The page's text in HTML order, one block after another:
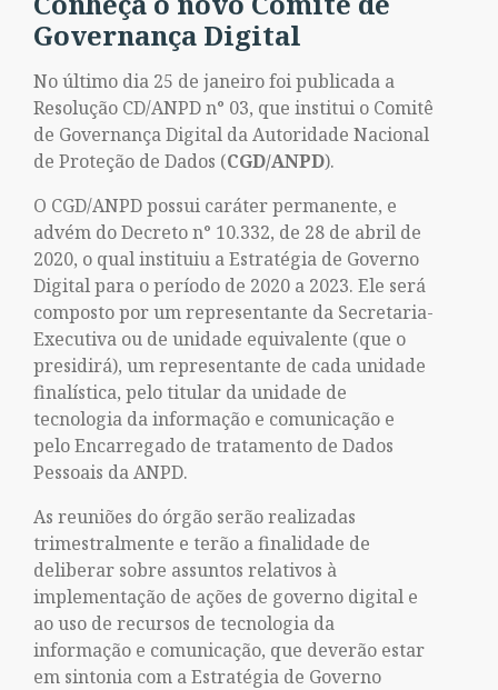
Governança Digital
No último dia 25 de janeiro foi publicada a
Resolução CD/ANPD n° 03, que institui o Comitê
de Governança Digital da Autoridade Nacional
de Proteção de Dados (CGD/ANPD).
O CGD/ANPD possui caráter permanente, e
advém do Decreto n° 10.332, de 28 de abril de
2020, o qual instituiu a Estratégia de Governo
Digital para o período de 2020 a 2023. Ele será
composto por um representante da Secretaria-
Executiva ou de unidade equivalente (que o
presidirá), um representante de cada unidade
finalística, pelo titular da unidade de
tecnologia da informação e comunicação e
pelo Encarregado de tratamento de Dados
Pessoais da ANPD.
As reuniões do órgão serão realizadas
trimestralmente e terão a finalidade de
deliberar sobre assuntos relativos à
implementação de ações de governo digital e
ao uso de recursos de tecnologia da
informação e comunicação, que deverão estar
em sintonia com a Estratégia de Governo